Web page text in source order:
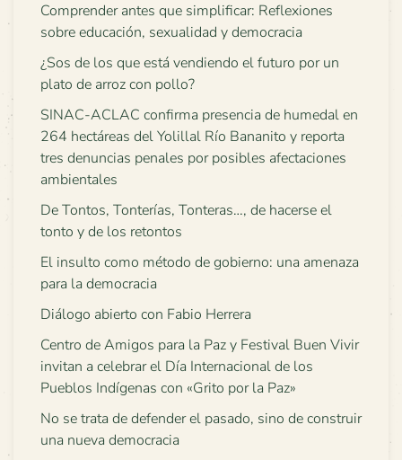
Comprender antes que simplificar: Reflexiones
sobre educación, sexualidad y democracia
¿Sos de los que está vendiendo el futuro por un
plato de arroz con pollo?
SINAC-ACLAC confirma presencia de humedal en
264 hectáreas del Yolillal Río Bananito y reporta
tres denuncias penales por posibles afectaciones
ambientales
De Tontos, Tonterías, Tonteras…, de hacerse el
tonto y de los retontos
El insulto como método de gobierno: una amenaza
para la democracia
Diálogo abierto con Fabio Herrera
Centro de Amigos para la Paz y Festival Buen Vivir
invitan a celebrar el Día Internacional de los
Pueblos Indígenas con «Grito por la Paz»
No se trata de defender el pasado, sino de construir
una nueva democracia